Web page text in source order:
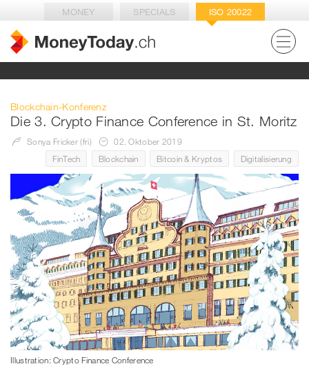
MONEY SPECIALS ISO 20022
Blockchain-Konferenz
Die 3. Crypto Finance Conference in St. Moritz
Sonya Fricker (fri)
02. Oktober 2019
FinTech
Blockchain Bitcoin & Kryptos Digitalisierung
Illustration: Crypto Finance Conference